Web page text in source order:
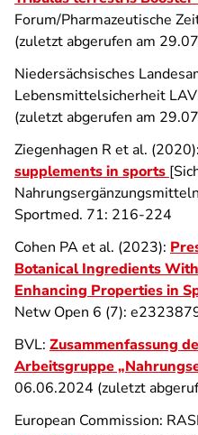
Forum/Pharmazeutische
(zuletzt abgerufen am
Niedersächsisches
Lebensmittelsicherheit
(zuletzt abgerufen am
Ziegenhagen R et al. (2020):
supplements in sports
Sportmed. 71: 216-224
Cohen PA et al. (2023):
Botanical Ingredients
Enhancing Properties in
Netw Open 6 (7):
BVL: Zusammenfassung
Arbeitsgruppe
06.06.2024 (zuletzt
European Commission: